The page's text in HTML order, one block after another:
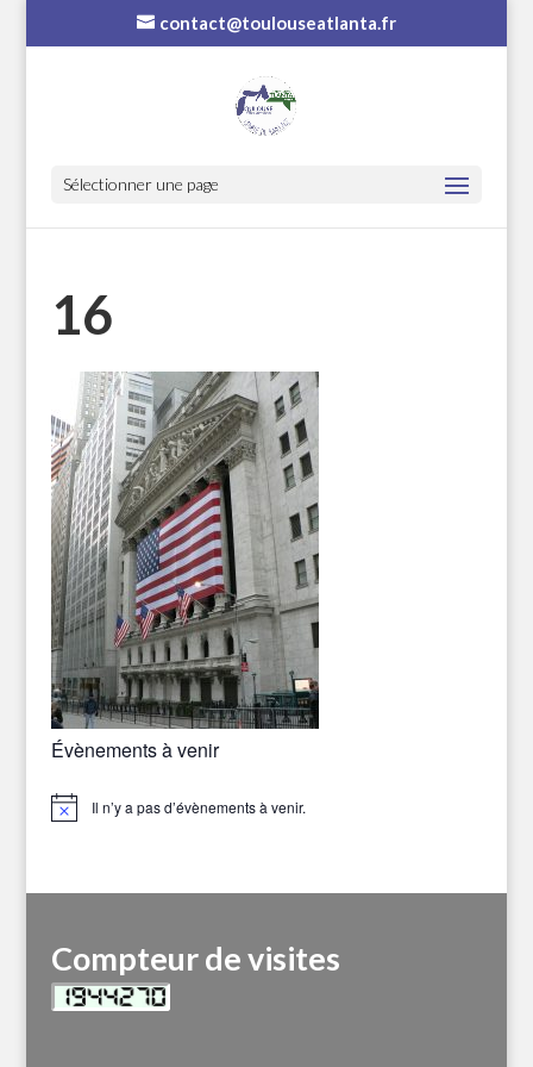
contact@toulouseatlanta.fr
Sélectionner une page
16
Évènements à venir
Notice Il n’y a pas d’évènements à venir.
Compteur de visites